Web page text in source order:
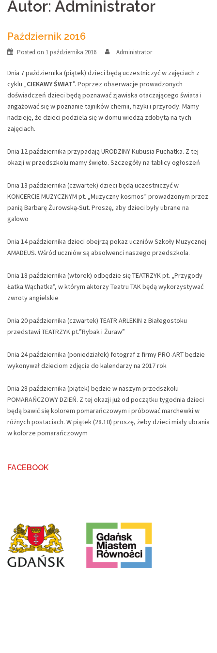
Autor: Administrator
Październik 2016
Posted on 1 października 2016 Administrator
Dnia 7 października (piątek) dzieci będą uczestniczyć w zajęciach z
cyklu „CIEKAWY ŚWIAT”. Poprzez obserwacje prowadzonych
doświadczeń dzieci będą poznawać zjawiska otaczającego świata i
angażować się w poznanie tajników chemii, fizyki i przyrody. Mamy
nadzieję, że dzieci podzielą się w domu wiedzą zdobytą na tych
zajęciach.
Dnia 12 października przypadają URODZINY Kubusia Puchatka. Z tej
okazji w przedszkolu mamy święto. Szczegóły na tablicy ogłoszeń
Dnia 13 października (czwartek) dzieci będą uczestniczyć w
KONCERCIE MUZYCZNYM pt. „Muzyczny kosmos” prowadzonym przez
panią Barbarę Żurowską-Sut. Proszę, aby dzieci były ubrane na
galowo
Dnia 14 października dzieci obejrzą pokaz uczniów Szkoły Muzycznej
AMADEUS. Wśród uczniów są absolwenci naszego przedszkola.
Dnia 18 października (wtorek) odbędzie się TEATRZYK pt. „Przygody
Łatka Wąchatka”, w którym aktorzy Teatru TAK będą wykorzystywać
zwroty angielskie
Dnia 20 października (czwartek) TEATR ARLEKIN z Białegostoku
przedstawi TEATRZYK pt.”Rybak i Żuraw”
Dnia 24 października (poniedziałek) fotograf z firmy PRO-ART będzie
wykonywał dzieciom zdjęcia do kalendarzy na 2017 rok
Dnia 28 października (piątek) będzie w naszym przedszkolu
POMARAŃCZOWY DZIEŃ. Z tej okazji już od początku tygodnia dzieci
będą bawić się kolorem pomarańczowym i próbować marchewki w
różnych postaciach. W piątek (28.10) proszę, żeby dzieci miały ubrania
w kolorze pomarańczowym
FACEBOOK